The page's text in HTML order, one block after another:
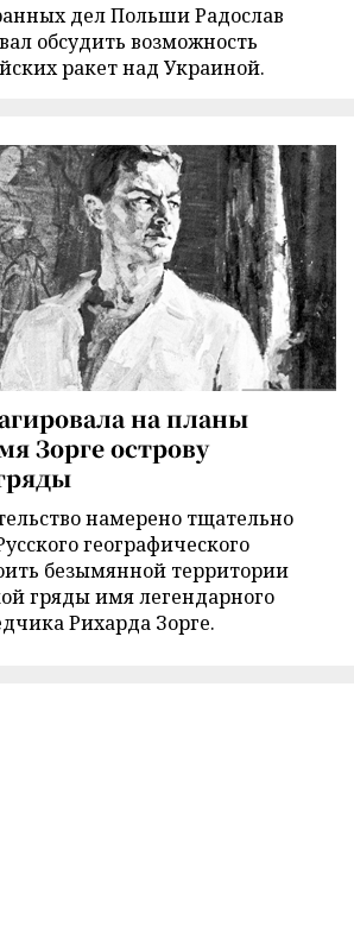
дел Польши Радослав
обсудить возможность
ракет над Украиной.
на планы
Зорге острову
намерено тщательно
географического
безымянной территории
гряды имя легендарного
Рихарда Зорге.